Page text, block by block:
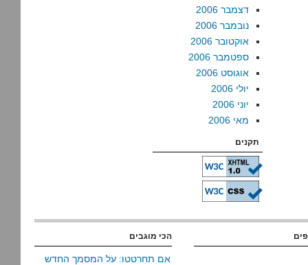
דצמבר 2006
נובמבר 2006
אוקטובר 2006
ספטמבר 2006
אוגוסט 2006
יולי 2006
יוני 2006
מאי 2006
תקנים
הכי מוגבים
אם תחרטטו: על המסמך החדש